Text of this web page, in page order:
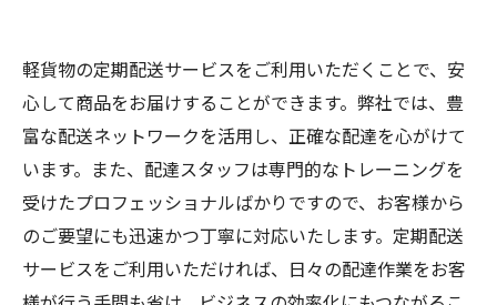
軽貨物の定期配送サービスをご利用いただくことで、安
心して商品をお届けすることができます。弊社では、豊
富な配送ネットワークを活用し、正確な配達を心がけて
います。また、配達スタッフは専門的なトレーニングを
受けたプロフェッショナルばかりですので、お客様から
のご要望にも迅速かつ丁寧に対応いたします。定期配送
サービスをご利用いただければ、日々の配達作業をお客